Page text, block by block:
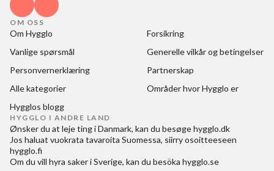
OM OSS
Om Hygglo
Forsikring
Vanlige spørsmål
Generelle vilkår og betingelser
Personvernerklæring
Partnerskap
Alle kategorier
Områder hvor Hygglo er
Hygglos blogg
HYGGLO I ANDRE LAND
Ønsker du at leje ting i Danmark, kan du besøgehygglo.dk
Jos haluat vuokrata tavaroita Suomessa, siirry osoitteeseen
hygglo.fi
Om du vill hyra saker i Sverige, kan du besöka hygglo.se